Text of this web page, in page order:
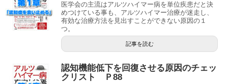
医学会の主流はアルツハイマー病を単位疾患だと決
めつけている事も、アルツハイマー治療が迷走し、
有効な治療方法を見出すことができない原因の１
つ。
記事を読む
認知機能低下を回復させる原因のチェッ
クリスト Ｐ88